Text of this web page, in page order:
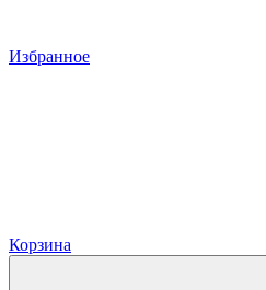
Избранное
Корзина